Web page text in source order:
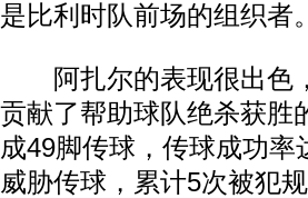
是比利时队前场的组织者。
阿扎尔的表现很出色
贡献了帮助球队绝杀获胜
成49脚传球，传球成功
威胁传球，累计5次被犯